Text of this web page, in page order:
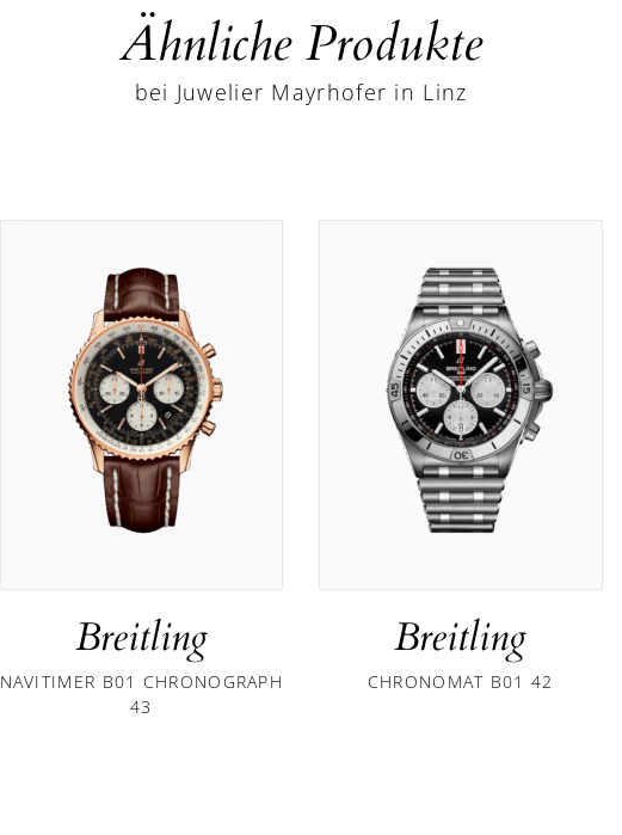
Ähnliche Produkte
bei Juwelier Mayrhofer in Linz
Breitling
NAVITIMER B01 CHRONOGRAPH
43
Breitling
CHRONOMAT B01 42